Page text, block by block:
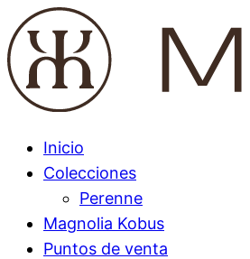
Inicio
Colecciones
Perenne
Magnolia Kobus
Puntos de venta